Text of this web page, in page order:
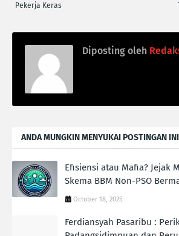
Pekerja Keras
Diposting oleh
ANDA MUNGKIN MENYUKAI POSTINGAN INI
Efisiensi atau Mafia? Jejak
Skema BBM Non-PSO
October 18, 2025
Ferdiansyah Pasaribu :